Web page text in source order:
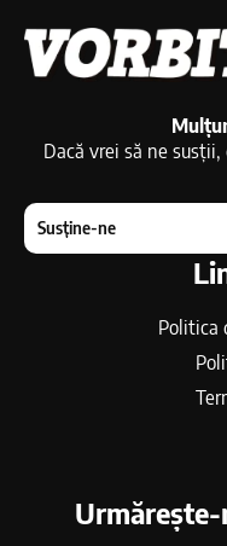
Dacă vrei să ne susții,
Susține-ne
Politica
Urmărește-